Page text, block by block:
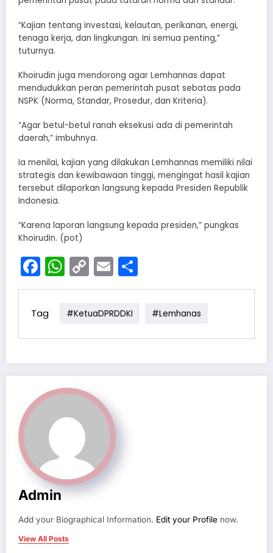
“Kajian tentang investasi, kelautan, perikanan, energi,
tenaga kerja, dan lingkungan. Ini semua penting,”
tuturnya.
Khoirudin juga mendorong agar Lemhannas dapat
mendudukkan peran pemerintah pusat sebatas pada
NSPK (Norma, Standar, Prosedur, dan Kriteria).
“Agar betul-betul ranah eksekusi ada di pemerintah
daerah,” imbuhnya.
Ia menilai, kajian yang dilakukan Lemhannas memiliki nilai
strategis dan kewibawaan tinggi, mengingat hasil kajian
tersebut dilaporkan langsung kepada Presiden Republik
Indonesia.
“Karena laporan langsung kepada presiden,” pungkas
Khoirudin. (pot)
Facebook
WhatsApp
Copy
Link
Email
Tag #KetuaDPRDDKI #Lemhanas
Admin
Add your Biographical Information. Edit your Profile now.
View All Posts